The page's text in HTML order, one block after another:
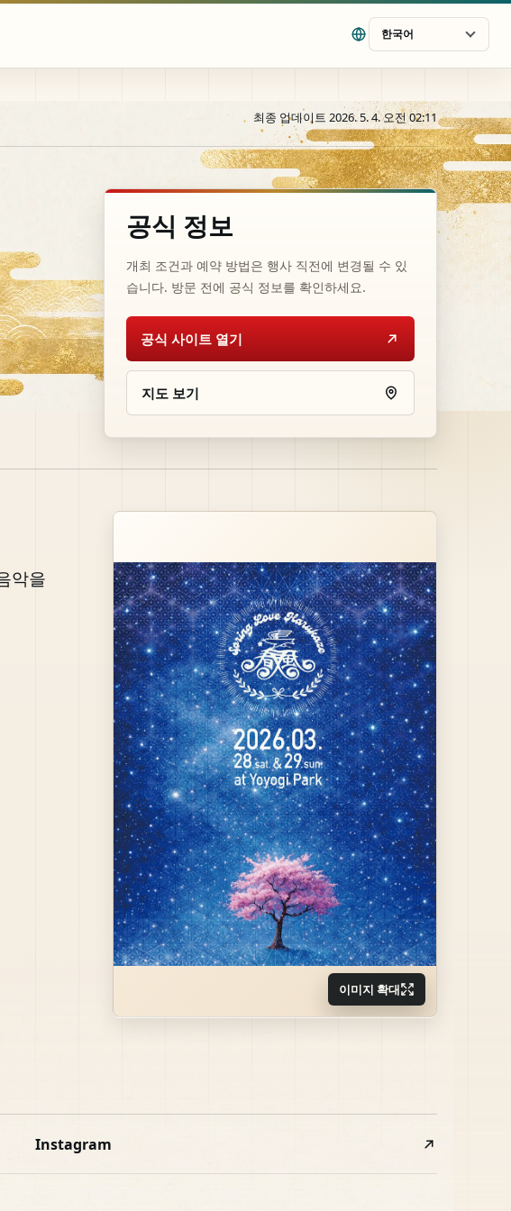
한국어
최종 업데이트 2026. 5. 4. 오전 02:11
공식 정보
개최 조건과 예약 방법은 행사 직전에 변경될 수 있
습니다. 방문 전에 공식 정보를 확인하세요.
공식 사이트 열기
지도 보기
악을
이미지 확대
Instagram